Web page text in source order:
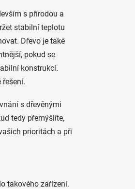
s přírodou a
stabilní teplotu
Dřevo je také
pokud se
konstrukcí.
s dřevěnými
tedy přemýšlíte,
prioritách a při
takového zařízení.